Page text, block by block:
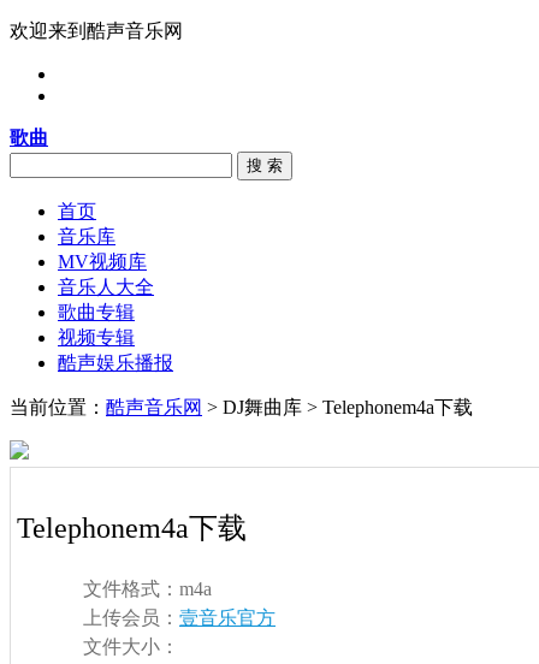
欢迎来到酷声音乐网
歌曲
搜 索
首页
音乐库
MV视频库
音乐人大全
歌曲专辑
视频专辑
酷声娱乐播报
当前位置： 酷声音乐网 > DJ舞曲库 > Telephonem4a下载
Telephonem4a下载
文件格式： m4a
上传会员： 壹音乐官方
文件大小：